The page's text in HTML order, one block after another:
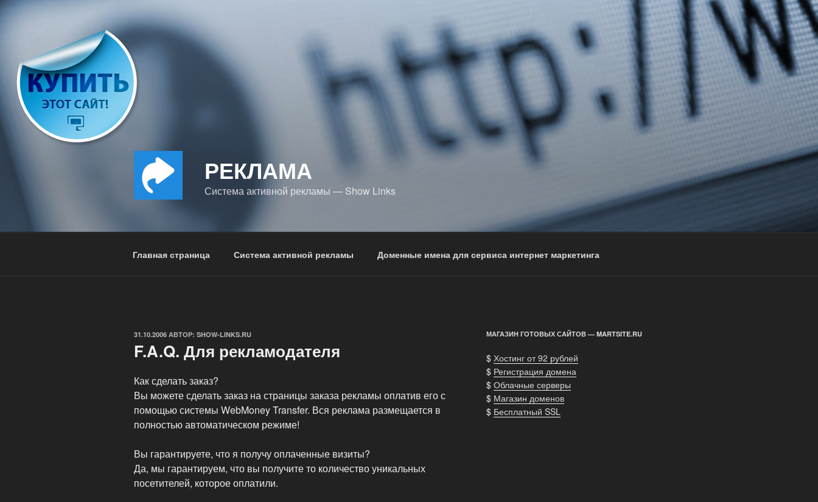
Перейти
РЕКЛАМА
Система активной рекламы — Show Links
Главная страница Система активной рекламы Доменные имена для сервиса интернет маркетинга
ОПУБЛИКОВАНО
31.10.2006 АВТОР: SHOW-LINKS.RU
F.A.Q. Для рекламодателя
Как сделать заказ?
Вы можете сделать заказ на страницы заказа рекламы оплатив его с
помощью системы WebMoney Transfer. Вся реклама размещается в
полностью автоматическом режиме!
Вы гарантируете, что я получу оплаченные визиты?
Да, мы гарантируем, что вы получите то количество уникальных
посетителей, которое оплатили.
МАГАЗИН ГОТОВЫХ САЙТОВ — MARTSITE.RU
$ Хостинг от 92 рублей
$ Регистрация домена
$ Облачные серверы
$ Магазин доменов
$ Бесплатный SSL